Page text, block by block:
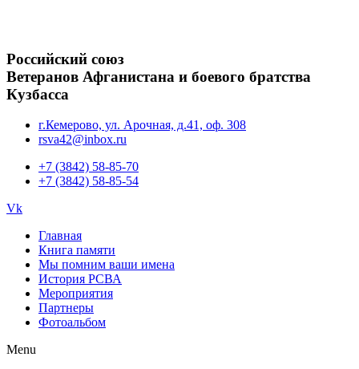
Российский союз
Ветеранов Афганистана и боевого братства
Кузбасса
г.Кемерово, ул. Арочная, д.41, оф. 308
rsva42@inbox.ru
+7 (3842) 58-85-70
+7 (3842) 58-85-54
Vk
Главная
Книга памяти
Мы помним ваши имена
История РСВА
Мероприятия
Партнеры
Фотоальбом
Menu